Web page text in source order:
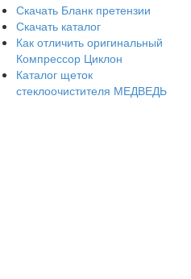
Скачать Бланк претензии
Скачать каталог
Как отличить оригинальный
Компрессор Циклон
Каталог щеток
стеклоочистителя МЕДВЕДЬ